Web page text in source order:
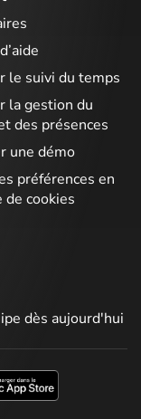
le suivi du temps
la gestion du
des présences
une démo
préférences en
de cookies
dès aujourd'hui